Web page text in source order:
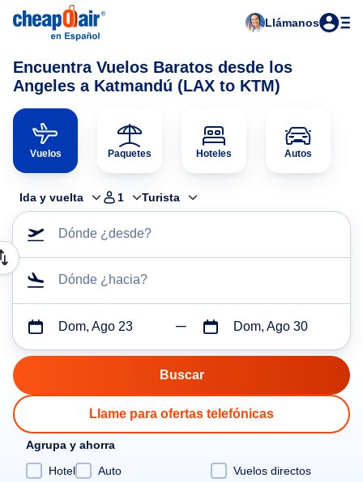
Llámanos
Encuentra Vuelos Baratos desde los
Angeles a Katmandú (LAX to KTM)
Vuelos Paquetes Hoteles Autos
Ida y vuelta 1 Turista
Dónde ¿desde?
Dónde ¿hacia?
Dom, Ago 23 Dom, Ago 30
Llame para ofertas telefónicas
Agrupa y ahorra
Hotel
Auto Vuelos directos